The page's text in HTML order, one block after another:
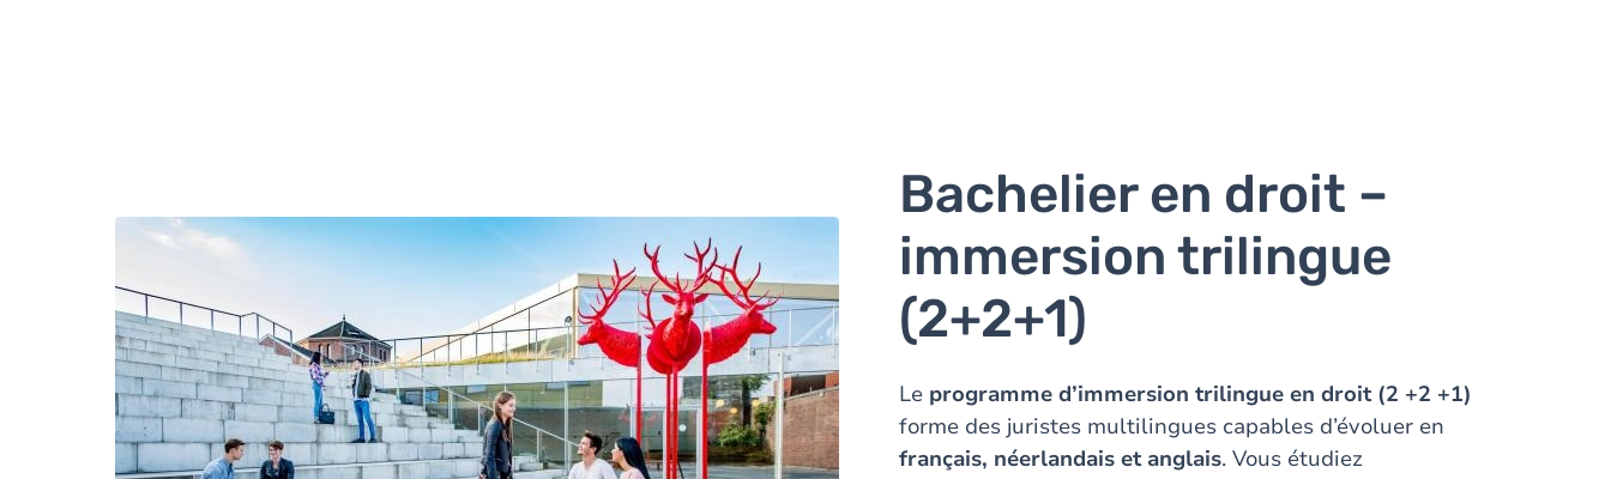
Bachelier en droit –
immersion trilingue
(2+2+1)
Le programme d’immersion trilingue en droit (2 +2 +1)
forme des juristes multilingues capables d’évoluer en
français, néerlandais et anglais. Vous étudiez